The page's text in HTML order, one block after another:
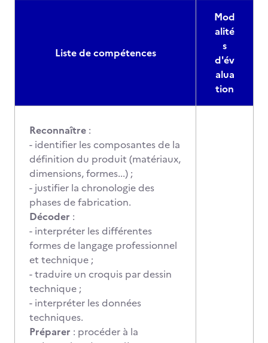
Liste de compétences
Mod
alité
s
d'év
alua
tion
Reconnaître :
- identifier les composantes de la
définition du produit (matériaux,
dimensions, formes...) ;
- justifier la chronologie des
phases de fabrication.
Décoder :
- interpréter les différentes
formes de langage professionnel
et technique ;
- traduire un croquis par dessin
technique ;
- interpréter les données
techniques.
Préparer : procéder à la